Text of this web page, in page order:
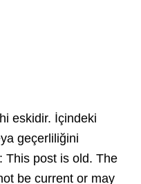
eskidir. İçindeki
geçerliliğini
This post is old. The
be current or may